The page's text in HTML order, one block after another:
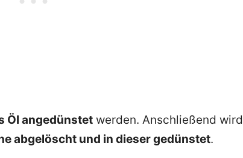
Öl angedünstet werden. Anschließend wird
abgelöscht und in dieser gedünstet.